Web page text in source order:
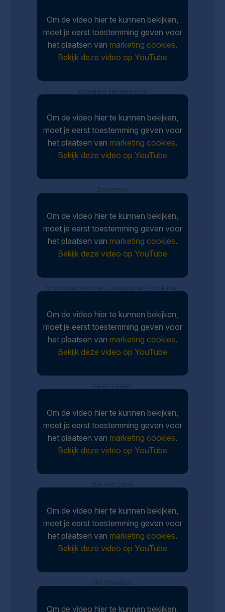
Om de video hier te kunnen bekijken,
moet je eerst toestemming geven voor
het plaatsen van marketing cookies.
Bekijk deze video op YouTube
Om de video hier te kunnen bekijken,
moet je eerst toestemming geven voor
het plaatsen van marketing cookies.
Bekijk deze video op YouTube
Om de video hier te kunnen bekijken,
moet je eerst toestemming geven voor
het plaatsen van marketing cookies.
Bekijk deze video op YouTube
Om de video hier te kunnen bekijken,
moet je eerst toestemming geven voor
het plaatsen van marketing cookies.
Bekijk deze video op YouTube
Om de video hier te kunnen bekijken,
moet je eerst toestemming geven voor
het plaatsen van marketing cookies.
Bekijk deze video op YouTube
Om de video hier te kunnen bekijken,
moet je eerst toestemming geven voor
het plaatsen van marketing cookies.
Bekijk deze video op YouTube
Om de video hier te kunnen bekijken,